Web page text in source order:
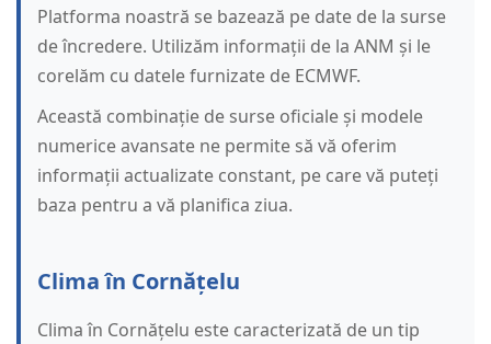
Platforma noastră se bazează pe date de la surse
de încredere. Utilizăm informații de la ANM și le
corelăm cu datele furnizate de ECMWF.
Această combinație de surse oficiale și modele
numerice avansate ne permite să vă oferim
informații actualizate constant, pe care vă puteți
baza pentru a vă planifica ziua.
Clima în Cornățelu
Clima în Cornățelu este caracterizată de un tip